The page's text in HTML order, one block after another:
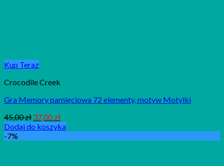
Kup Teraz
Crocodile Creek
Gra Memory pamięciowa 72 elementy, motyw Motylki
45,00zł 37,00zł
Dodaj do koszyka
-7%